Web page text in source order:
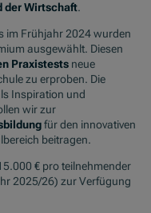
der Wirtschaft.
im Frühjahr 2024 wurden
ausgewählt. Diesen
Praxistests neue
zu erproben. Die
Inspiration und
wir zur
für den innovativen
beitragen.
€ pro teilnehmender
2025/26) zur Verfügung